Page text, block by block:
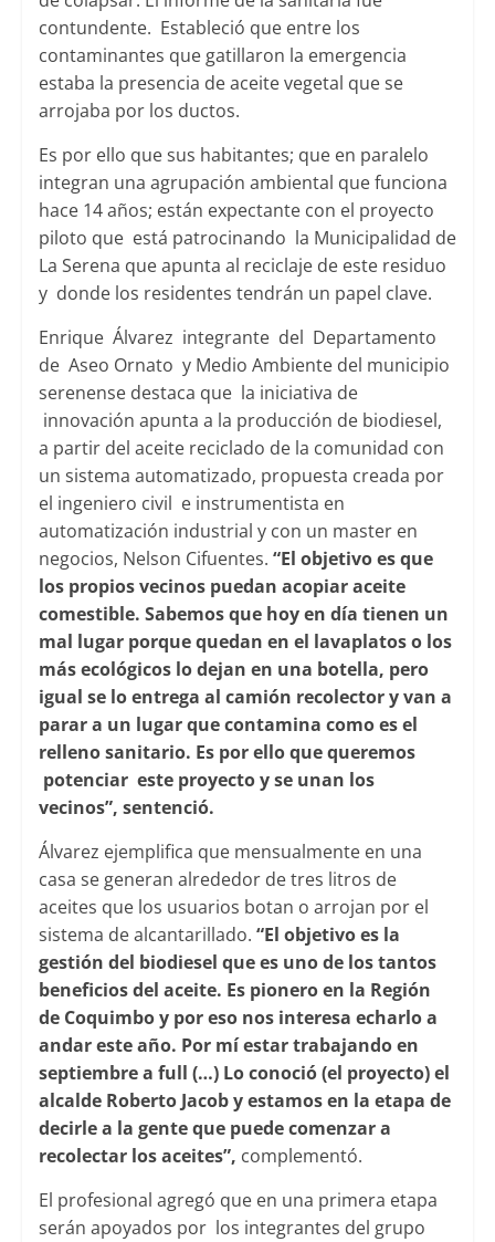
contundente. Estableció que entre los
contaminantes que gatillaron la emergencia
estaba la presencia de aceite vegetal que se
arrojaba por los ductos.
Es por ello que sus habitantes; que en paralelo
integran una agrupación ambiental que funciona
hace 14 años; están expectante con el proyecto
piloto que está patrocinando la Municipalidad de
La Serena que apunta al reciclaje de este residuo
y donde los residentes tendrán un papel clave.
Enrique Álvarez integrante del Departamento
de Aseo Ornato y Medio Ambiente del municipio
serenense destaca que la iniciativa de
innovación apunta a la producción de biodiesel,
a partir del aceite reciclado de la comunidad con
un sistema automatizado, propuesta creada por
el ingeniero civil e instrumentista en
automatización industrial y con un master en
negocios, Nelson Cifuentes. “El objetivo es que
los propios vecinos puedan acopiar aceite
comestible. Sabemos que hoy en día tienen un
mal lugar porque quedan en el lavaplatos o los
más ecológicos lo dejan en una botella, pero
igual se lo entrega al camión recolector y van a
parar a un lugar que contamina como es el
relleno sanitario. Es por ello que queremos
potenciar este proyecto y se unan los
vecinos”, sentenció.
Álvarez ejemplifica que mensualmente en una
casa se generan alrededor de tres litros de
aceites que los usuarios botan o arrojan por el
sistema de alcantarillado. “El objetivo es la
gestión del biodiesel que es uno de los tantos
beneficios del aceite. Es pionero en la Región
de Coquimbo y por eso nos interesa echarlo a
andar este año. Por mí estar trabajando en
septiembre a full (…) Lo conoció (el proyecto) el
alcalde Roberto Jacob y estamos en la etapa de
decirle a la gente que puede comenzar a
recolectar los aceites”, complementó.
El profesional agregó que en una primera etapa
serán apoyados por los integrantes del grupo